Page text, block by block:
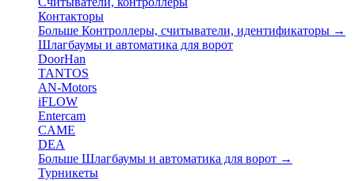
Контакторы
Больше Контроллеры, считыватели, идентификаторы →
Шлагбаумы и автоматика для ворот
DoorHan
TANTOS
AN-Motors
iFLOW
Entercam
CAME
DEA
Больше Шлагбаумы и автоматика для ворот →
Турникеты